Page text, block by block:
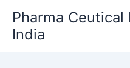
content
Pharma Ceutical
India